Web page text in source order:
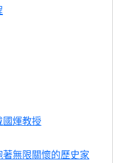
煇教授
無限關懷的歷史家